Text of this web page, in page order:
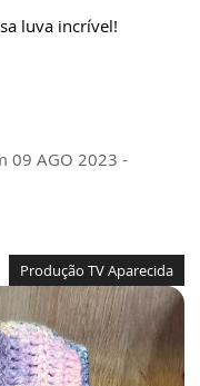
luva incrível!
09 AGO 2023 -
Produção TV Aparecida